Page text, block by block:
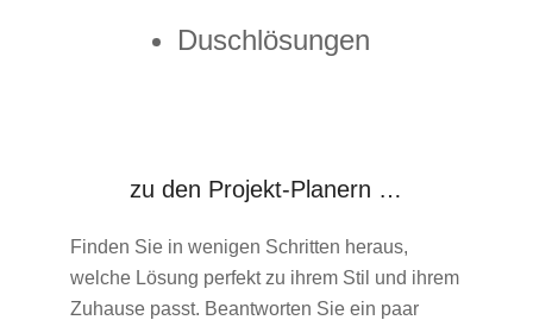
Duschlösungen
zu den Projekt-Planern …
Finden Sie in wenigen Schritten heraus,
welche Lösung perfekt zu ihrem Stil und ihrem
Zuhause passt. Beantworten Sie ein paar